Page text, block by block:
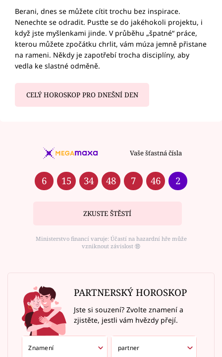
Berani, dnes se můžete cítit trochu bez inspirace.
Nenechte se odradit. Pusťte se do jakéhokoli projektu, i
když jste myšlenkami jinde. V průběhu „špatné“ práce,
kterou můžete zpočátku chrlit, vám múza jemně přistane
na rameni. Někdy je zapotřebí trocha disciplíny, aby
vedla ke slastné odměně.
CELÝ HOROSKOP PRO DNEŠNÍ DEN
Vaše šťastná čísla
6 15 34 48 7 46 2
ZKUSTE ŠTĚSTÍ
Ministerstvo financí varuje: Účastí na hazardní hře může
vzniknout závislost ⑱
PARTNERSKÝ HOROSKOP
Jste si souzení? Zvolte znamení a
zjistěte, jestli vám hvězdy přejí.